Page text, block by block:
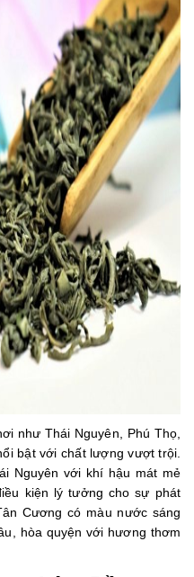
như Thái Nguyên, Phú Thọ,
bật với chất lượng vượt trội.
Nguyên với khí hậu mát mẻ
kiện lý tưởng cho sự phát
Cương có màu nước sáng
hòa quyện với hương thơm